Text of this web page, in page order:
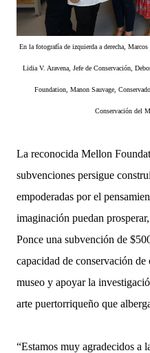
En la fotografía de izquierda a derecha,
Lidia V. Aravena, Jefe de Conservación,
Foundation, Manon Sauvage,
Conservación del
La reconocida Mellon
subvenciones persigue
empoderadas por el
imaginación puedan
Ponce una subvención de
capacidad de conservación
museo y apoyar la
arte puertorriqueño que
“Estamos muy agradecidos a